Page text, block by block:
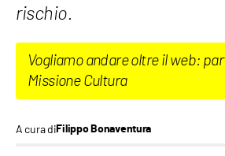
rischio.
Vogliamo andare oltre il web:
Missione Cultura
A cura diFilippo Bonaventura